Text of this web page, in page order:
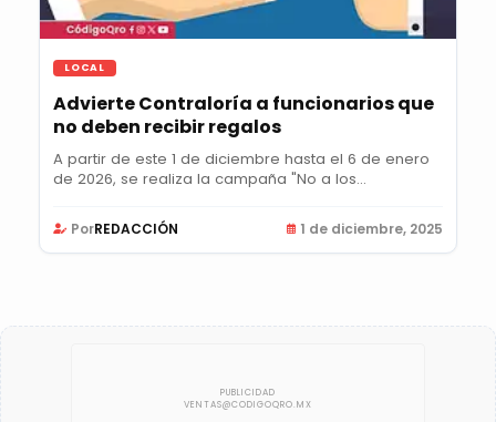
LOCAL
Advierte Contraloría a funcionarios que
no deben recibir regalos
A partir de este 1 de diciembre hasta el 6 de enero
de 2026, se realiza la campaña "No a los...
PorREDACCIÓN 1 de diciembre, 2025